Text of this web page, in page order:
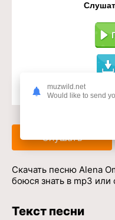
Доступ к
Слушать
Скачать песню Alena
боюся знать в mp3 или
Текст песни
muzwild.net
Would like to send